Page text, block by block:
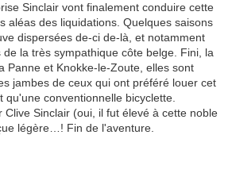
Sinclair vont finalement conduire cette
aléas des liquidations. Quelques saisons
dispersées de-ci de-là, et notamment
la très sympathique côte belge. Fini, la
Panne et Knokke-le-Zoute, elles sont
jambes de ceux qui ont préféré louer cet
qu'une conventionnelle bicyclette.
Clive Sinclair (oui, il fut élevé à cette noble
légère…! Fin de l'aventure.